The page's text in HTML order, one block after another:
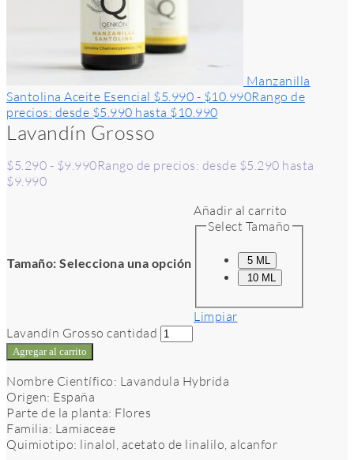
Manzanilla
Santolina Aceite Esencial $5.990 - $10.990Rango de
precios: desde $5.990 hasta $10.990
Lavandín Grosso
$5.290 - $9.990Rango de precios: desde $5.290 hasta
$9.990
Tamaño: Selecciona una opción
Añadir al carrito
Select Tamaño
5 ML
10 ML
Limpiar
Lavandín Grosso cantidad
Agregar al carrito
Nombre Científico: Lavandula Hybrida
Origen: España
Parte de la planta: Flores
Familia: Lamiaceae
Quimiotipo: linalol, acetato de linalilo, alcanfor